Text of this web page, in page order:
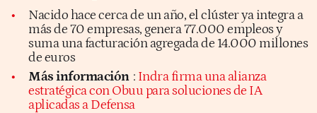
Nacido hace cerca de un año, el clúster ya integra a
más de 70 empresas, genera 77.000 empleos y
suma una facturación agregada de 14.000 millones
de euros
Más información : Indra firma una alianza
estratégica con Obuu para soluciones de IA
aplicadas a Defensa